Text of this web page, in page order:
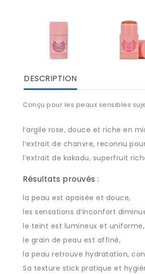
DESCRIPTION
Conçu pour les peaux sensibles
l’argile rose, douce et riche en
l’extrait de chanvre, reconnu
l’extrait de kakadu, superfruit
Résultats prouvés :
la peau est apaisée et douce,
les sensations d’inconfort
le teint est lumineux et uniforme,
le grain de peau est affiné,
la peau retrouve hydratation,
Sa texture stick pratique et